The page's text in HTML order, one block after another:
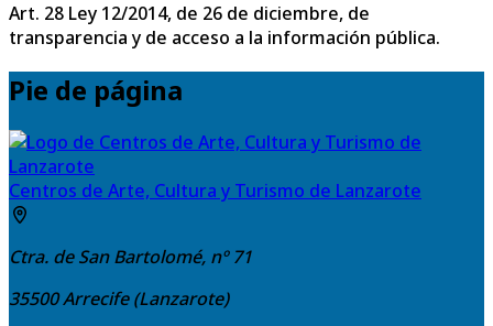
Art. 28 Ley 12/2014, de 26 de diciembre, de
transparencia y de acceso a la información pública.
Pie de página
Centros de Arte, Cultura y Turismo de Lanzarote
Ctra. de San Bartolomé, nº 71
35500Arrecife (Lanzarote)